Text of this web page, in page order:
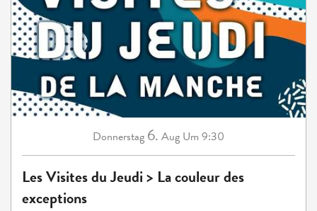
Donnerstag 6. Aug Um 9:30
Les Visites du Jeudi > La couleur des
exceptions